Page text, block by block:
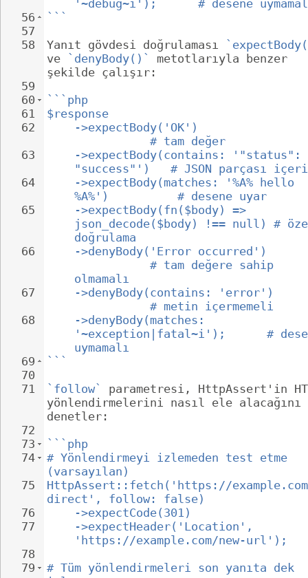
56
57
58
59
60
61
62
63
64
65
66
67
68
69
70
71
72
73
74
75
76
77
78
79
'~debug~i');      # desene
```
Yanıt gövdesi doğrulaması
ve
`denyBody()`
metotlarıyla benzer
şekilde çalışır:
```php
$response
-
           # tam değer
->expectBody(contains: '"status":
"success"')   # JSON parçası
->expectBody(matches: '%A% hello
%A%')          # desene uyar
->expectBody(fn($body) =>
json_decode($body) !== null) #
doğrulama
->denyBody('Error
           # tam değere sahip
olmamalı
->denyBody(contains:
           # metin içermemeli
->denyBody(matches:
'~exception|fatal~i');      #
uymamalı
```
`follow`
parametresi, HttpAssert'in
yönlendirmelerini nasıl ele alacağını
denetler:
```php
# Yönlendirmeyi izlemeden test etme
(varsayılan)
HttpAssert::fetch('https://
direct', follow: false)
->expectCode(301)
->expectHeader('Location',
'https://example.com/new-url');
# Tüm yönlendirmeleri son yanıta dek